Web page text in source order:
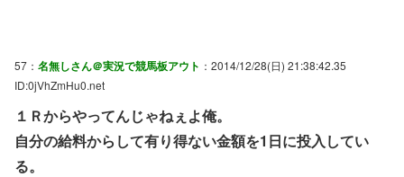
57： 名無しさん＠実況で競馬板アウト ：2014/12/28(日) 21:38:42.35
ID:0jVhZmHu0.net
１Ｒからやってんじゃねぇよ俺。
自分の給料からして有り得ない金額を1日に投入してい
る。